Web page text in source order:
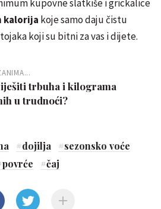
kupovne slatkiše i grickalice
kalorija koje samo daju čistu
koji su bitni za vas i dijete.
trbuha i kilograma
u trudnoći?
#dojilja #sezonsko voće
povrće #čaj